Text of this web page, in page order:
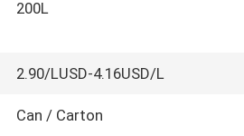
200L
2.90/LUSD-4.16USD/L
Can / Carton